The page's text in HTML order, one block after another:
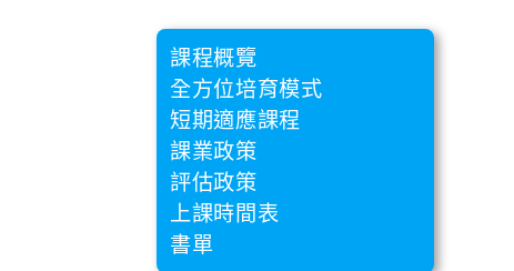
課程概覽
全方位培育模式
短期適應課程
課業政策
評估政策
上課時間表
書單